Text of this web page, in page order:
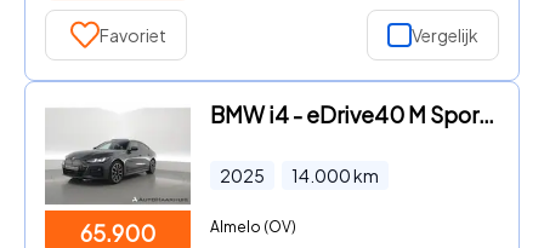
Favoriet Vergelijk
65.900
BMW i4 - eDrive40 M Sport Pro 84 kWh | Rijklaar! | S/K-Dak | Elek. Tr
2025 14.000km
Almelo (OV)